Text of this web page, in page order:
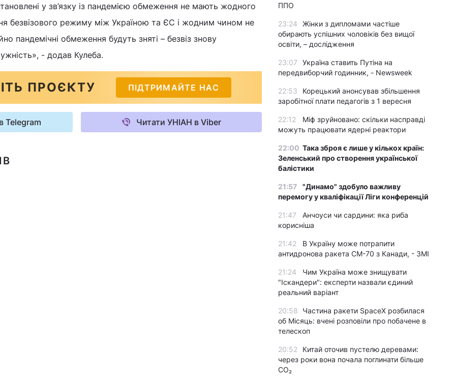
у зв’язку із пандемією обмеження не мають жодного
безвізового режиму між Україною та ЄС і жодним чином не
пандемічні обмеження будуть зняті – безвіз знову
- додав Кулеба.
ПРОЄКТУ ПІДТРИМАЙТЕ НАС
Telegram Читати УНІАН в Viber
ППО
23:24
Жінки з дипломами частіше
обирають успішних чоловіків без вищої
освіти, – дослідження
23:07
Україна ставить Путіна на
передвиборчий годинник, - Newsweek
22:53
Корецький анонсував збільшення
заробітної плати педагогів з 1 вересня
22:12
Міф зруйновано: скільки насправді
можуть працювати ядерні реактори
22:00 Така зброя є лише у кількох країн:
Зеленський про створення української
балістики
21:57
"Динамо" здобуло важливу
перемогу у кваліфікації Ліги конференцій
21:47
Анчоуси чи сардини: яка риба
корисніша
21:42
В Україну може потрапити
антидронова ракета CM-70 з Канади, - ЗМІ
21:24
Чим Україна може знищувати
"Іскандери": експерти назвали єдиний
реальний варіант
20:58
Частина ракети SpaceX розбилася
об Місяць: вчені розповіли про побачене в
телескоп
20:52
Китай оточив пустелю деревами:
через роки вона почала поглинати більше
CO₂